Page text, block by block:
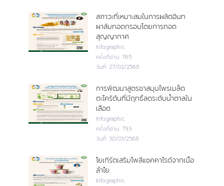
สภาวะที่เหมาะสมในการผลิตอินท
ผาลัมทอดกรอบโดยการทอด
สุญญากาศ
Infographic
ครั้งที่อ่าน: 765
วันที่: 27/02/2568
การพัฒนาสูตรชาสมุนไพรเมล็ด
ตะไคร้ต้นที่มีฤทธิ์ลดระดับน้ำตาลใน
เลือด
Infographic
ครั้งที่อ่าน: 793
วันที่: 30/01/2568
โยเกิร์ตเสริมโพลีแซคคาไรด์จากเนื้อ
ลำไย
Infographic